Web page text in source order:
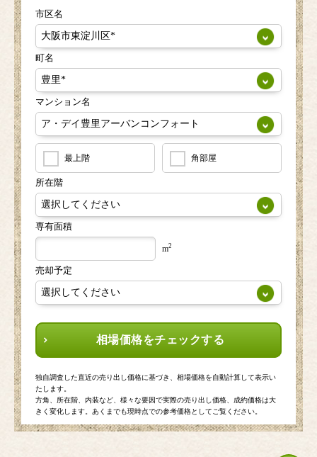
市区名
町名
マンション名
最上階 角部屋
所在階
専有面積
m2
売却予定
相場価格をチェックする
独自調査した直近の売り出し価格に基づき、相場価格を自動計算して表示い
たします。
方角、所在階、内装など、様々な要因で実際の売り出し価格、成約価格は大
きく変化します。あくまでも現時点での参考価格としてご覧ください。